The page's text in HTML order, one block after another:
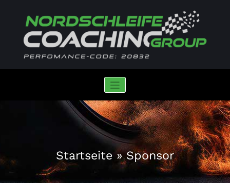
Nordschleife Coaching Group
Startseite »Sponsor